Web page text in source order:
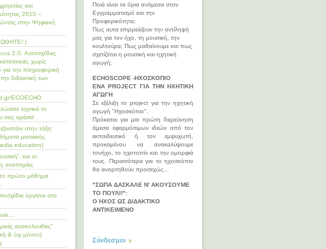
και
2010 –
στην Ψηφιακή
|
2.0: Αυτοσχέδιες
χωρίς
για την πληροφορική
διδακτική των
ECOECHO
τεχνικά το
αρέσει!
στην τάξη:
μιντιακής
education)
και οι
αναπηρίες
το πρώτο μάθημα
όργανα στο
ανακολουθίες”
& όχι μόνον)
Ποιά είναι τα όρια ανάμεσα στον
Εγγραμματισμό και την
Προφορικότητα;
Πως αυτα επιρρεάζουν την αντίληψή
μας για τον ήχο, τη μουσική, την
κουλτούρα; Πως μαθαίνουμε και πως
σχετίζεται η μουσική και ηχητική
αγωγή;
ECHOSCOPE -ΗΧΟΣΚΟΠΙΟ
ΕΝΑ PROJECT ΓΙΑ ΤΗΝ ΗΧΗΤΙΚΗ
ΑΓΩΓΗ
Σε εξέλιξη το project για την ηχητική
αγωγή "Ηχοσκόπιο".
Πρόκειται για μια πρώτη διερεύνηση
άμεσα εφαρμόσιμων ιδεών από τον
εκπαιδευτικό ή τον εμψυχωτή,
προκειμένου να ανακαλύψουμε
τονήχο, το ηχοτοπίο και την ομορφιά
τους. Περισσότερα για το ηχοσκόπιο
θα αναρτηθούν προσεχώς...
"ΣΩΠΑ ΔΑΣΚΑΛΕ Ν' ΑΚΟΥΣΟΥΜΕ
ΤΟ ΠΟΥΛΙ!":
Ο ΗΧΟΣ ΩΣ ΔΙΔΑΚΤΙΚΟ
ΑΝΤΙΚΕΙΜΕΝΟ
Σύνδεσμοι